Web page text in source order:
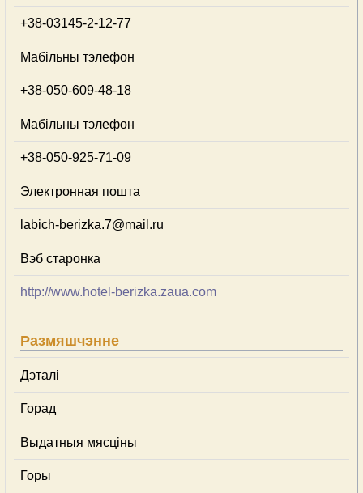
+38-03145-2-12-77
Мабільны тэлефон
+38-050-609-48-18
Мабільны тэлефон
+38-050-925-71-09
Электронная пошта
labich-berizka.7@mail.ru
Вэб старонка
http://www.hotel-berizka.zaua.com
Размяшчэнне
Дэталі
Горад
Выдатныя мясціны
Горы